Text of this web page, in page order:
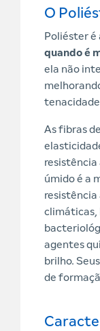
O
Poliéster
quando é
ela não
tenacidade
As fibras
resistência
úmido é a
resistência
climáticas,
agentes
brilho.
de